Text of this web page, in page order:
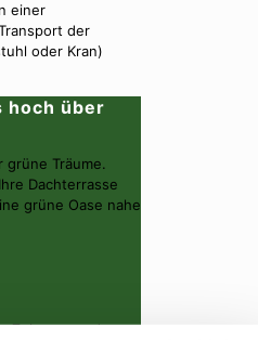
einer
der
oder Kran)
hoch über
grüne Träume.
Dachterrasse
grüne Oase nahe
Zuhause und